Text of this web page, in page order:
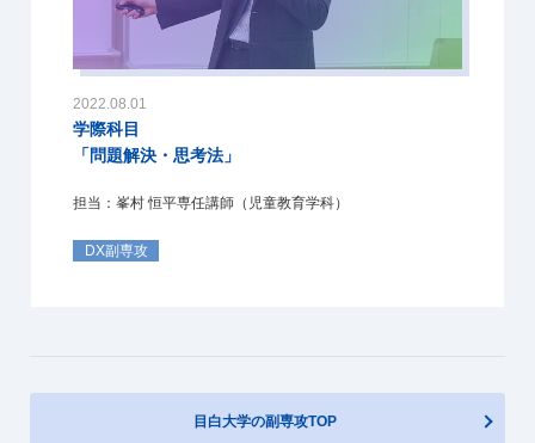
2022.08.01
学際科目
「問題解決・思考法」
担当：峯村 恒平専任講師（児童教育学科）
DX副専攻
目白大学の副専攻TOP